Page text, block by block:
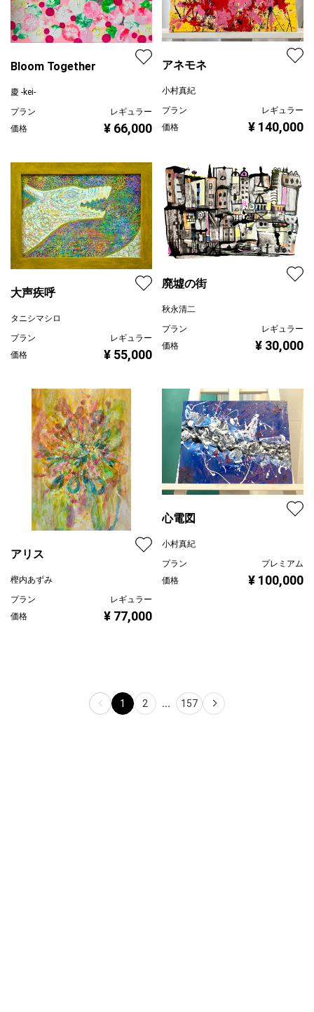
Bloom Together
慶 -kei-
プラン
レギュラー
価格
¥ 66,000
アネモネ
小村真紀
プラン
レギュラー
価格
¥ 140,000
大声疾呼
タニシマシロ
プラン
レギュラー
価格
¥ 55,000
廃墟の街
秋永清二
プラン
レギュラー
価格
¥ 30,000
アリス
樫内あずみ
プラン
レギュラー
価格
¥ 77,000
心電図
小村真紀
プラン
プレミアム
価格
¥ 100,000
1 2 ... 157